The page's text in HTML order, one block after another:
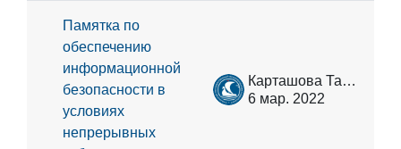
Памятка по
обеспечению
информационной
безопасности в
условиях
непрерывных
Карташова Татьяна Владимировна
6 мар. 2022